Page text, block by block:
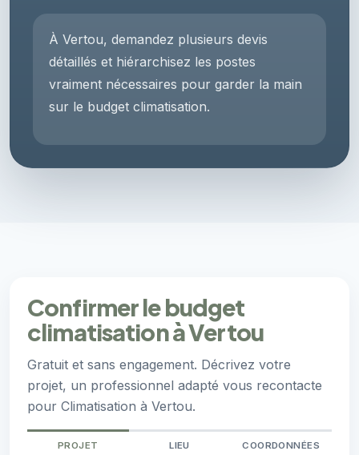
À Vertou, demandez plusieurs devis
détaillés et hiérarchisez les postes
vraiment nécessaires pour garder la main
sur le budget climatisation.
Confirmer le budget
climatisation à Vertou
Gratuit et sans engagement. Décrivez votre
projet, un professionnel adapté vous recontacte
pour Climatisation à Vertou.
PROJET LIEU COORDONNÉES